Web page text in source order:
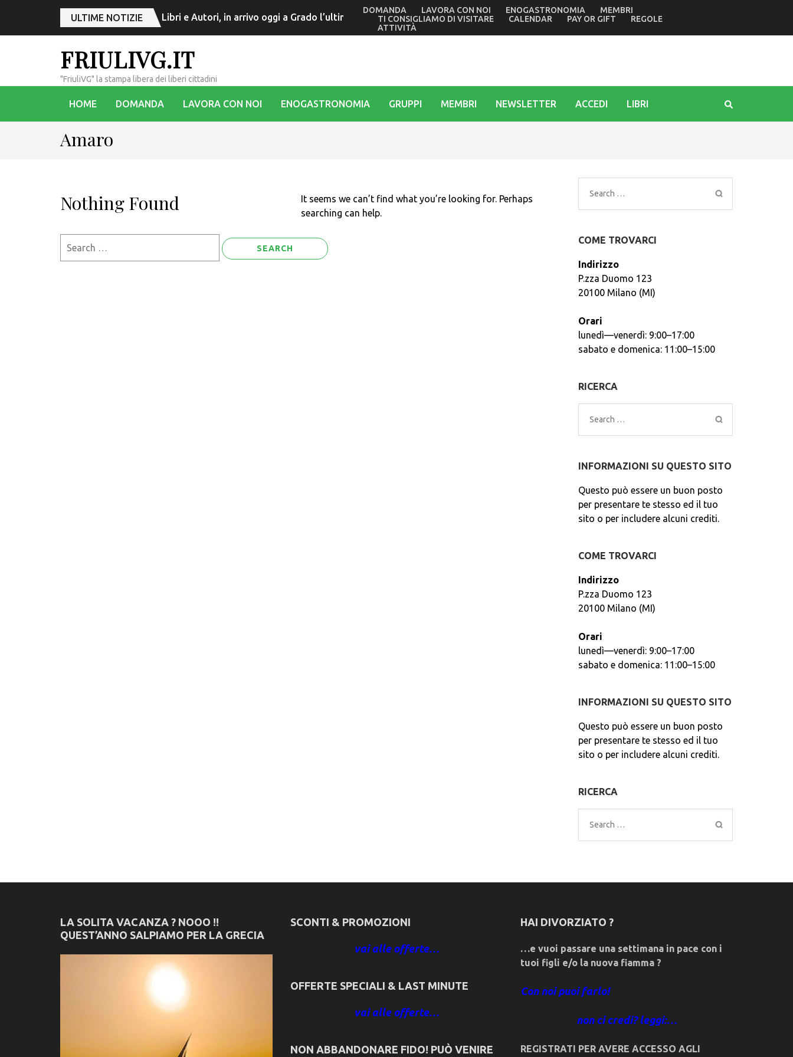
ULTIME NOTIZIE Libri e Autori, in arrivo oggi a Grado l’ultimo giallo di Tullio Avoledo. Verso il gran finale della rassegna letteraria
DOMANDA LAVORA CON NOI ENOGASTRONOMIA
MEMBRI
TI CONSIGLIAMO DI VISITARE
CALENDAR PAY OR GIFT
REGOLE
ATTIVITÀ
FRIULIVG.IT
"FriuliVG" la stampa libera dei liberi cittadini
HOME DOMANDA LAVORA CON NOI ENOGASTRONOMIA GRUPPI MEMBRI NEWSLETTER ACCEDI LIBRI
Amaro
Nothing Found
It seems we can’t find what you’re looking for. Perhaps
searching can help.
Search
for:
COME TROVARCI
Indirizzo
P.zza Duomo 123
20100 Milano (MI)
Orari
lunedì—venerdì: 9:00–17:00
sabato e domenica: 11:00–15:00
RICERCA
Search
for:
INFORMAZIONI SU QUESTO SITO
Questo può essere un buon posto
per presentare te stesso ed il tuo
sito o per includere alcuni crediti.
COME TROVARCI
Indirizzo
P.zza Duomo 123
20100 Milano (MI)
Orari
lunedì—venerdì: 9:00–17:00
sabato e domenica: 11:00–15:00
INFORMAZIONI SU QUESTO SITO
Questo può essere un buon posto
per presentare te stesso ed il tuo
sito o per includere alcuni crediti.
RICERCA
Search
for:
LA SOLITA VACANZA ? NOOO !!
QUEST’ANNO SALPIAMO PER LA GRECIA
SCONTI & PROMOZIONI
vai alle offerte…
OFFERTE SPECIALI & LAST MINUTE
vai alle offerte…
NON ABBANDONARE FIDO! PUÒ VENIRE
HAI DIVORZIATO ?
…e vuoi passare una settimana in pace con i
tuoi figli e/o la nuova fiamma ?
Con noi puoi farlo!
non ci credi? leggi:…
REGISTRATI PER AVERE ACCESSO AGLI